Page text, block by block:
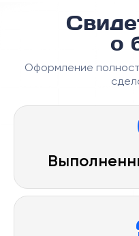
о
Оформление